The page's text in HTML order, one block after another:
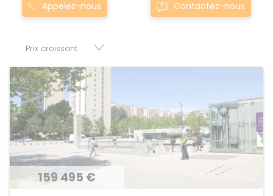
du marché pour permettre au plus grand nombre de
commerces, appartements, maisons, immeubles, terrains
Appelez-nous Contactez-nous
159 495 €